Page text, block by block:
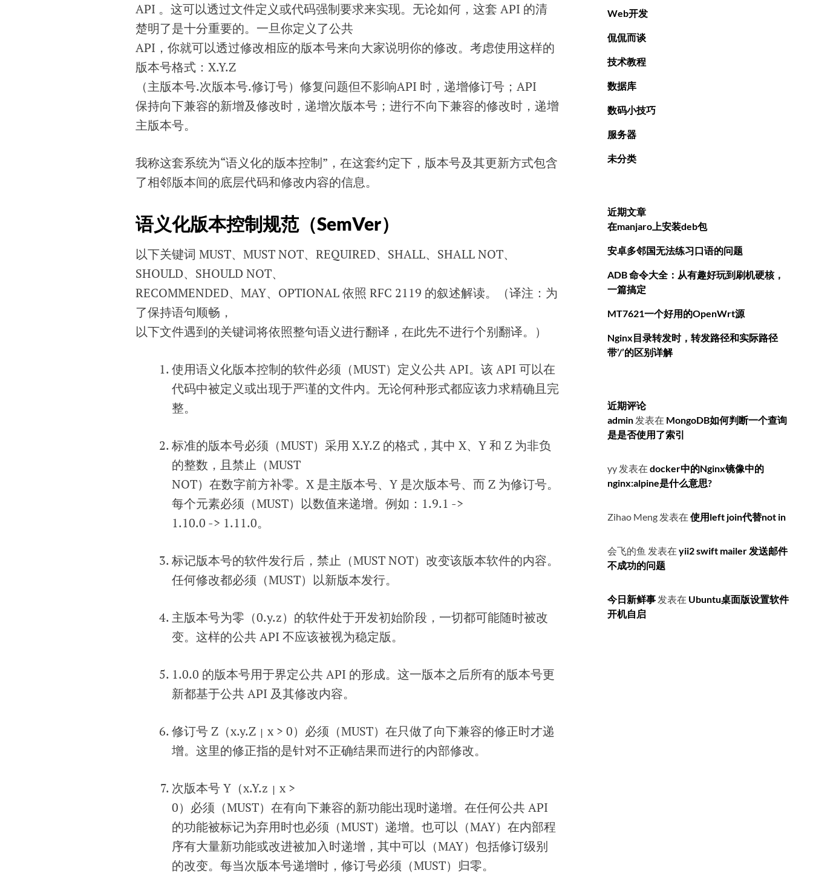
API 。这可以透过文件定义或代码强制要求来实现。无论如何，这套 API 的清
楚明了是十分重要的。一旦你定义了公共
API，你就可以透过修改相应的版本号来向大家说明你的修改。考虑使用这样的
版本号格式：X.Y.Z
（主版本号.次版本号.修订号）修复问题但不影响API 时，递增修订号；API
保持向下兼容的新增及修改时，递增次版本号；进行不向下兼容的修改时，递增
主版本号。
我称这套系统为“语义化的版本控制”，在这套约定下，版本号及其更新方式包含
了相邻版本间的底层代码和修改内容的信息。
语义化版本控制规范（SemVer）
以下关键词 MUST、MUST NOT、REQUIRED、SHALL、SHALL NOT、
SHOULD、SHOULD NOT、
RECOMMENDED、MAY、OPTIONAL 依照 RFC 2119 的叙述解读。（译注：为
了保持语句顺畅，
以下文件遇到的关键词将依照整句语义进行翻译，在此先不进行个别翻译。）
使用语义化版本控制的软件必须（MUST）定义公共 API。该 API 可以在
代码中被定义或出现于严谨的文件内。无论何种形式都应该力求精确且完
整。
标准的版本号必须（MUST）采用 X.Y.Z 的格式，其中 X、Y 和 Z 为非负
的整数，且禁止（MUST
NOT）在数字前方补零。X 是主版本号、Y 是次版本号、而 Z 为修订号。
每个元素必须（MUST）以数值来递增。例如：1.9.1 ->
1.10.0 -> 1.11.0。
标记版本号的软件发行后，禁止（MUST NOT）改变该版本软件的内容。
任何修改都必须（MUST）以新版本发行。
主版本号为零（0.y.z）的软件处于开发初始阶段，一切都可能随时被改
变。这样的公共 API 不应该被视为稳定版。
1.0.0 的版本号用于界定公共 API 的形成。这一版本之后所有的版本号更
新都基于公共 API 及其修改内容。
修订号 Z（x.y.Z | x > 0）必须（MUST）在只做了向下兼容的修正时才递
增。这里的修正指的是针对不正确结果而进行的内部修改。
次版本号 Y（x.Y.z | x >
0）必须（MUST）在有向下兼容的新功能出现时递增。在任何公共 API
的功能被标记为弃用时也必须（MUST）递增。也可以（MAY）在内部程
序有大量新功能或改进被加入时递增，其中可以（MAY）包括修订级别
的改变。每当次版本号递增时，修订号必须（MUST）归零。
Web开发
侃侃而谈
技术教程
数据库
数码小技巧
服务器
未分类
近期文章
在manjaro上安装deb包
安卓多邻国无法练习口语的问题
ADB 命令大全：从有趣好玩到刷机硬核，
一篇搞定
MT7621一个好用的OpenWrt源
Nginx目录转发时，转发路径和实际路径
带’/’的区别详解
近期评论
admin 发表在 MongoDB如何判断一个查询
是是否使用了索引
yy 发表在 docker中的Nginx镜像中的
nginx:alpine是什么意思?
Zihao Meng 发表在 使用left join代替not in
会飞的鱼 发表在 yii2 swift mailer 发送邮件
不成功的问题
今日新鲜事 发表在 Ubuntu桌面版设置软件
开机自启